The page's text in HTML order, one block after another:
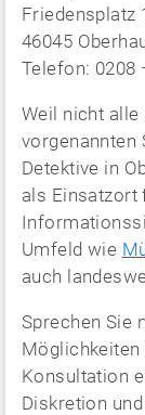
Friedensplatz
46045
Telefon: 0208
Weil nicht alle
vorgenannten
Detektive in
als Einsatzort
Umfeld wie
auch
Sprechen Sie
Konsultation
Diskretion